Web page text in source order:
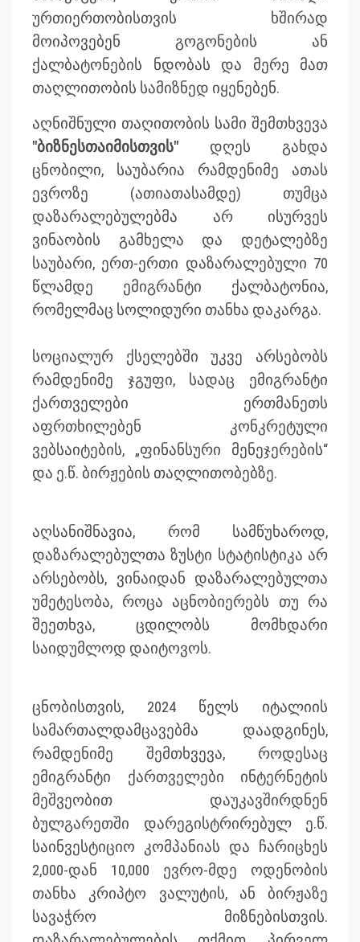
ურთიერთობისთვის ხშირად
მოიპოვებენ გოგონების ან
ქალბატონების ნდობას და მერე მათ
თაღლითობის სამიზნედ იყენებენ.
აღნიშნული თაღითობის სამი შემთხვევა
"ბიზნესთაიმისთვის" დღეს გახდა
ცნობილი, საუბარია რამდენიმე ათას
ევროზე (ათიათასამდე) თუმცა
დაზარალებულებმა არ ისურვეს
ვინაობის გამხელა და დეტალებზე
საუბარი, ერთ-ერთი დაზარალებული 70
წლამდე ემიგრანტი ქალბატონია,
რომელმაც სოლიდური თანხა დაკარგა.
სოციალურ ქსელებში უკვე არსებობს
რამდენიმე ჯგუფი, სადაც ემიგრანტი
ქართველები ერთმანეთს
აფრთხილებენ კონკრეტული
ვებსაიტების, „ფინანსური მენეჯერების“
და ე.წ. ბირჟების თაღლითობებზე.
აღსანიშნავია, რომ სამწუხაროდ,
დაზარალებულთა ზუსტი სტატისტიკა არ
არსებობს, ვინაიდან დაზარალებულთა
უმეტესობა, როცა აცნობიერებს თუ რა
შეეთხვა, ცდილობს მომხდარი
საიდუმლოდ დაიტოვოს.
ცნობისთვის, 2024 წელს იტალიის
სამართალდამცავებმა დაადგინეს,
რამდენიმე შემთხვევა, როდესაც
ემიგრანტი ქართველები ინტერნეტის
მეშვეობით დაუკავშირდნენ
ბულგარეთში დარეგისტრირებულ ე.წ.
საინვესტიციო კომპანიას და ჩარიცხეს
2,000-დან 10,000 ევრო-მდე ოდენობის
თანხა კრიპტო ვალუტის, ან ბირჟაზე
სავაჭრო მიზნებისთვის.